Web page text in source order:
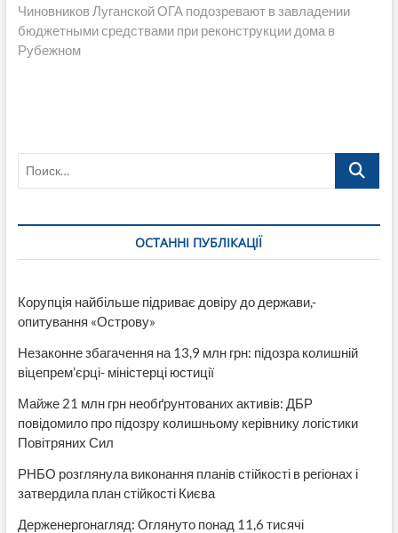
запись:
Чиновников Луганской ОГА подозревают в завладении
бюджетными средствами при реконструкции дома в
Рубежном
Поиск…
ОСТАННІ ПУБЛІКАЦІЇ
Корупція найбільше підриває довіру до держави,-
опитування «Острову»
Незаконне збагачення на 13,9 млн грн: підозра колишній
віцепрем’єрці- міністерці юстиції
Майже 21 млн грн необґрунтованих активів: ДБР
повідомило про підозру колишньому керівнику логістики
Повітряних Сил
РНБО розглянула виконання планів стійкості в регіонах і
затвердила план стійкості Києва
Держенергонагляд: Оглянуто понад 11,6 тисячі